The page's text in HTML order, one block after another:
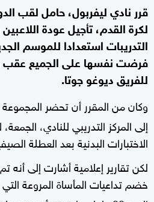
قرر نادي ليفربول، حامل لقب
لكرة القدم، تأجيل عودة
التدريبات استعدادا للموسم
فرضت نفسها على الجميع عقب
للفريق ديوغو جوتا.
وكان من المقرر أن تحضر
إلى المركز التدريبي للنادي،
الاختبارات البدنية بعد العطلة
لكن تقارير إعلامية أشارت إلى
خضم تداعيات المأساة المروعة